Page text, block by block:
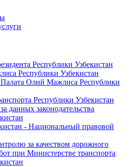
Республики Узбекистан
Республики Узбекистан
Палата Олий Мажлиса Республики
Республики Узбекистан
данных законодательства
- Национальный правовой
за качеством дорожного
при Министерстве транспорта